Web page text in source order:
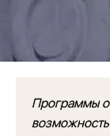
Программы